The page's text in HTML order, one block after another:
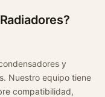
y
Nuestro equipo tiene
compatibilidad,